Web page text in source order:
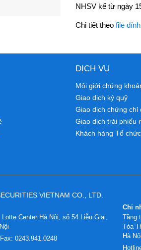
NHSV kể từ ngày
Chi tiết theo file
DỊCH VỤ
Môi giới chứng
Giao dịch ký quỹ
Giao dịch chứng chỉ
Giao dịch trái phiếu
Khách hàng Tổ chức
VIETNAM CO., LTD.
Center Hà Nội, số 54 Liễu Giai,
Fax: 0243.941.0248
Chi
Tầng
Tòa
Hà Nội